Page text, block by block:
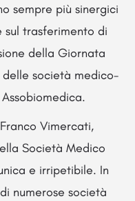
sempre più sinergici
sul trasferimento di
della Giornata
società medico-
Vimercati,
Società Medico
e irripetibile. In
numerose società